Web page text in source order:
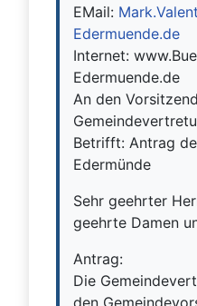
EMail:
Edermuende.de
Internet:
Edermuende.de
An den
Betrifft: Antrag
Edermünde
Sehr geehrter
geehrte Damen
Antrag:
Die
den